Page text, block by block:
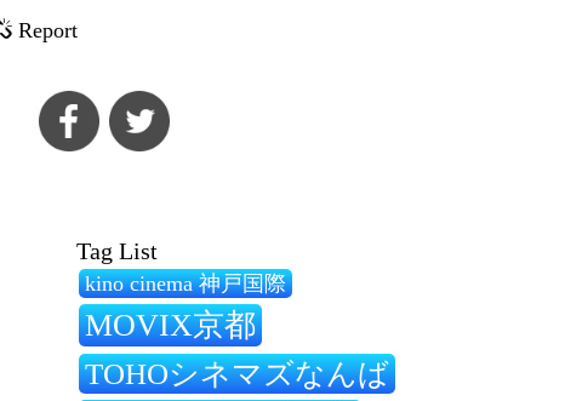
Report
Tag List
kino cinema 神戸国際
MOVIX京都
TOHOシネマズなんば